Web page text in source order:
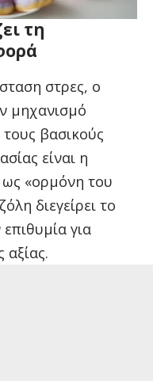
τη
στρες, ο
μηχανισμό
βασικούς
είναι η
«ορμόνη του
διεγείρει το
για
αξίας.